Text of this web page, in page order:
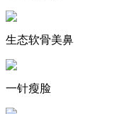
生态软骨美鼻
一针瘦脸